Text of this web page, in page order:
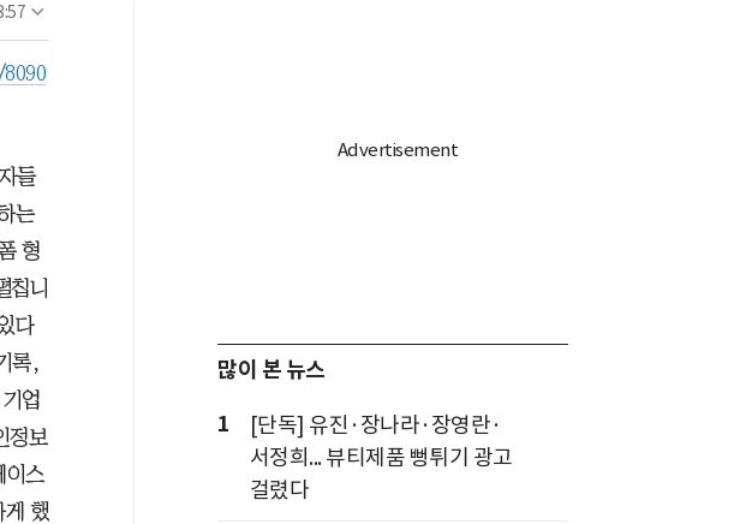
들
는
형
칩니
다
록,
업
정보
이스
게 했
많이 본 뉴스
1
[단독] 유진·장나라·장영란·
서정희... 뷰티제품 뻥튀기 광고
걸렸다